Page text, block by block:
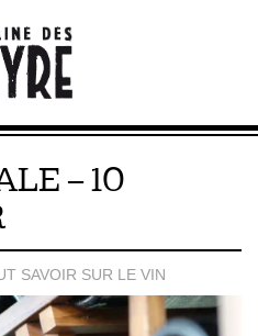
– 10
SAVOIR SUR LE VIN